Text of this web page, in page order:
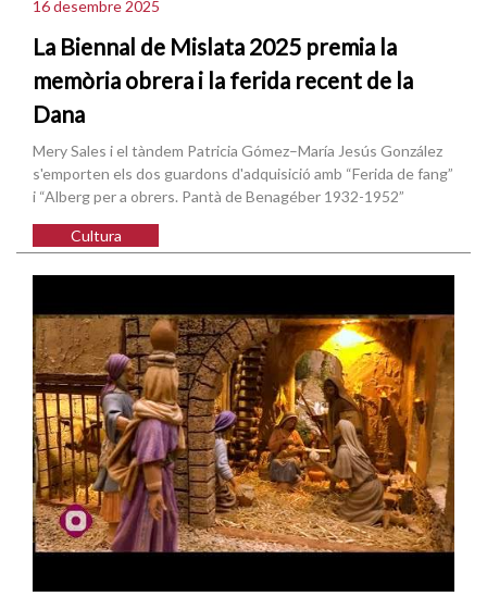
16 desembre 2025
La Biennal de Mislata 2025 premia la
memòria obrera i la ferida recent de la
Dana
Mery Sales i el tàndem Patricia Gómez–María Jesús González
s'emporten els dos guardons d'adquisició amb “Ferida de fang”
i “Alberg per a obrers. Pantà de Benagéber 1932-1952”
Cultura